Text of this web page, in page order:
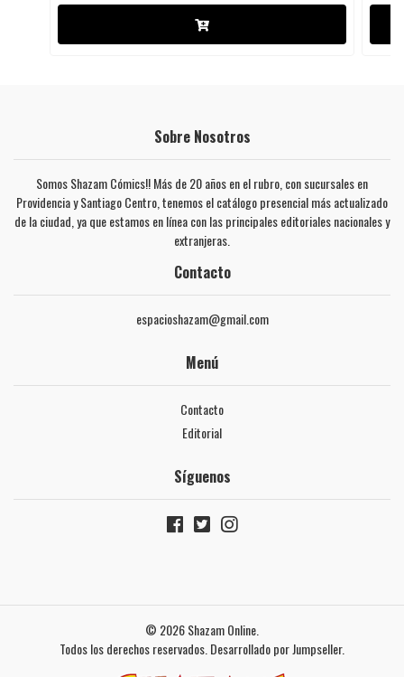
Sobre Nosotros
Somos Shazam Cómics!! Más de 20 años en el rubro, con sucursales en
Providencia y Santiago Centro, tenemos el catálogo presencial más actualizado
de la ciudad, ya que estamos en línea con las principales editoriales nacionales y
extranjeras.
Contacto
espacioshazam@gmail.com
Menú
Contacto
Editorial
Síguenos
© 2026 Shazam Online.
Todos los derechos reservados.Desarrollado por Jumpseller.